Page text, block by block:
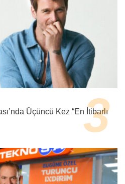
Üçüncü Kez “En İtibarlı